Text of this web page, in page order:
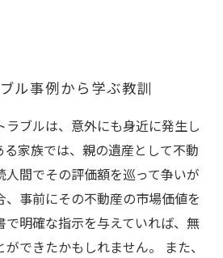
ル事例から学ぶ教訓
ラブルは、意外にも身近に発生し
る家族では、親の遺産として不動
人間でその評価額を巡って争いが
、事前にその不動産の市場価値を
で明確な指示を与えていれば、無
できたかもしれません。 また、